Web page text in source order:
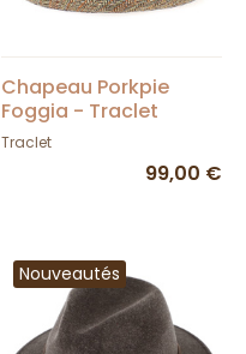
Chapeau Porkpie
Foggia - Traclet
Traclet
99,00 €
Nouveautés